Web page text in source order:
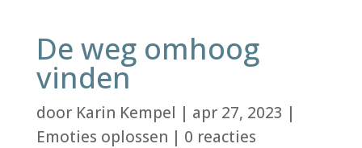
De weg omhoog
vinden
door Karin Kempel | apr 27, 2023 |
Emoties oplossen | 0 reacties